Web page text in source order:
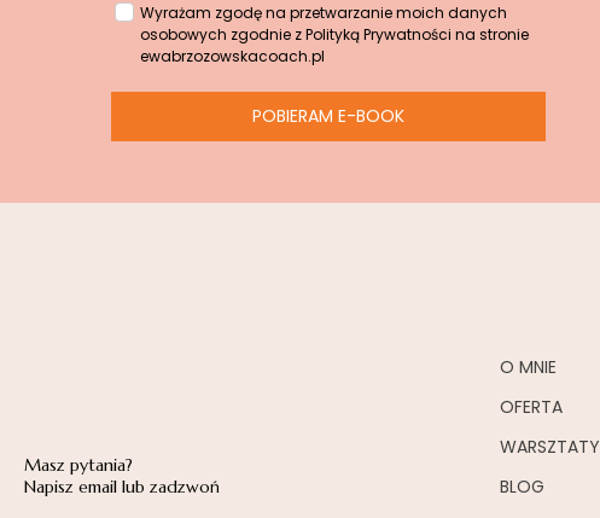
Wyrażam zgodę na przetwarzanie moich danych
osobowych zgodnie z Polityką Prywatności na stronie
ewabrzozowskacoach.pl
POBIERAM E-BOOK
Masz pytania?
Napisz email lub zadzwoń
O MNIE
OFERTA
WARSZTATY
BLOG